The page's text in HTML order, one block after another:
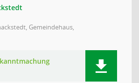
Gemeindehaus,